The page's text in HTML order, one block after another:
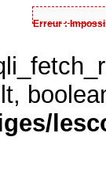
Erreur :